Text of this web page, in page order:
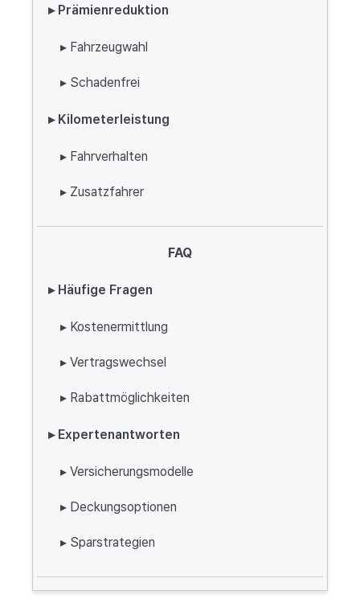
▸ Prämienreduktion
▸ Fahrzeugwahl
▸ Schadenfrei
▸ Kilometerleistung
▸ Fahrverhalten
▸ Zusatzfahrer
FAQ
▸ Häufige Fragen
▸ Kostenermittlung
▸ Vertragswechsel
▸ Rabattmöglichkeiten
▸ Expertenantworten
▸ Versicherungsmodelle
▸ Deckungsoptionen
▸ Sparstrategien